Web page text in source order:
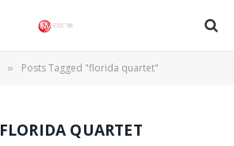
» Posts Tagged "florida quartet"
FLORIDA QUARTET